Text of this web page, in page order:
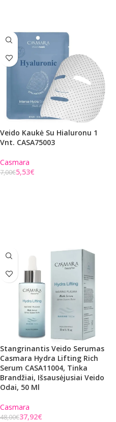
Veido Kaukė Su Hialuronu 1
Vnt. CASA75003
Casmara
7,00€5,53€
Stangrinantis Veido Serumas
Casmara Hydra Lifting Rich
Serum CASA11004, Tinka
Brandžiai, Išsausėjusiai Veido
Odai, 50 Ml
Casmara
48,00€37,92€